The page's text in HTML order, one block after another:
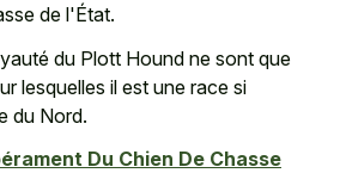
de l'État.
du Plott Hound ne sont que
lesquelles il est une race si
du Nord.
Du Chien De Chasse